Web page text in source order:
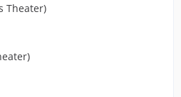
Theater)